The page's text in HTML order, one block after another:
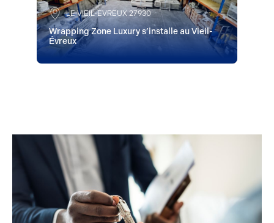
LE VIEIL-EVREUX 27930
Wrapping Zone Luxury s’installe au Vieil-
Évreux